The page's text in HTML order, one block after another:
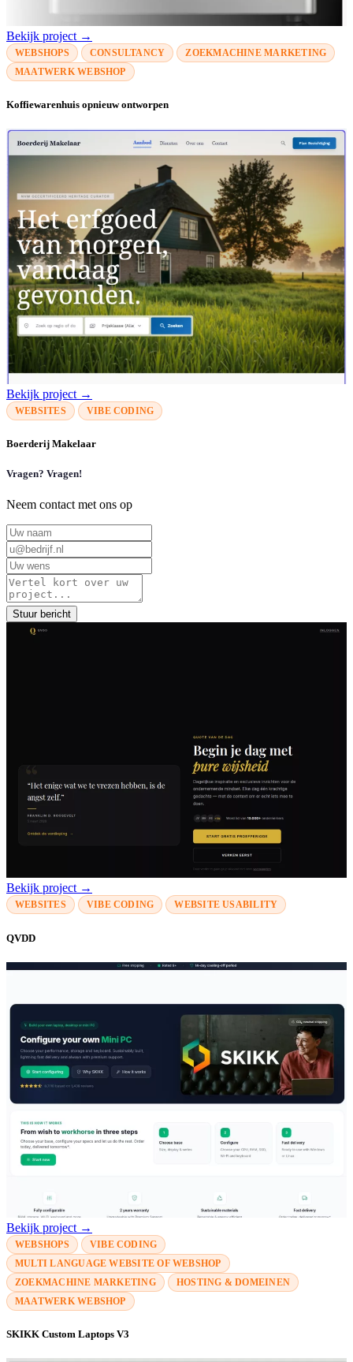
Bekijk project →
WEBSHOPS CONSULTANCY
ZOEKMACHINE MARKETING
MAATWERK WEBSHOP
Koffiewarenhuis opnieuw ontworpen
Bekijk project →
WEBSITES VIBE CODING
Boerderij Makelaar
Vragen? Vragen!
Neem contact met ons op
Stuur bericht
Bekijk project →
WEBSITES VIBE CODING WEBSITE USABILITY
QVDD
Bekijk project →
WEBSHOPS
VIBE CODING
MULTI LANGUAGE WEBSITE OF WEBSHOP
ZOEKMACHINE MARKETING
HOSTING & DOMEINEN
MAATWERK WEBSHOP
SKIKK Custom Laptops V3